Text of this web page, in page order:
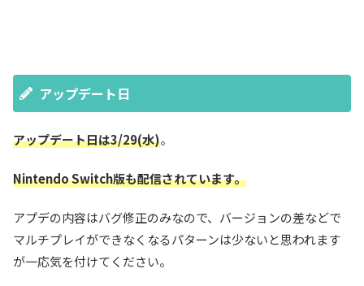
アップデート日
アップデート日は3/29(水)。
Nintendo Switch版も配信されています。
アプデの内容はバグ修正のみなので、バージョンの差などで
マルチプレイができなくなるパターンは少ないと思われます
が一応気を付けてください。